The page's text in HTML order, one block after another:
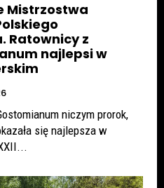
Mistrzostwa
Ratownicy z
najlepsi w
niczym prorok,
się najlepsza w